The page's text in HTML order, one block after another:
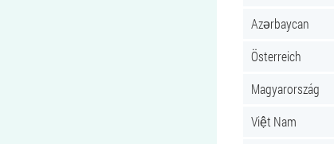
Azərbaycan
Österreich
Magyarország
Việt Nam